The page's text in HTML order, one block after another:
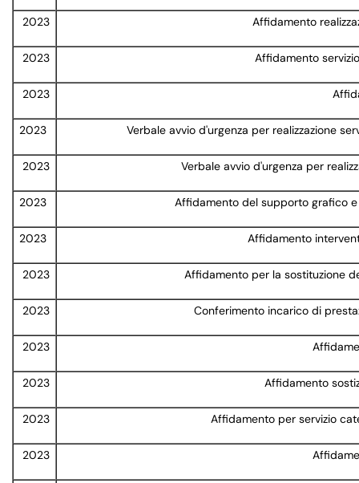
2023 Affidamento
2023 Affidamento
2023
2023 Verbale avvio d'urgenza per realizzazione
2023 Verbale avvio d'urgenza per
2023 Affidamento del supporto grafico
2023 Affidamento
2023 Affidamento per la sostituzione
2023 Conferimento incarico di
2023
2023 Affidamento
2023 Affidamento per servizio
2023